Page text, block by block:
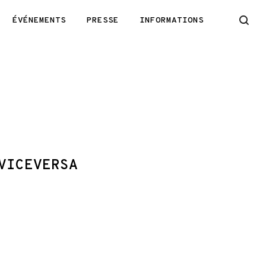
ÉVÉNEMENTS PRESSE INFORMATIONS